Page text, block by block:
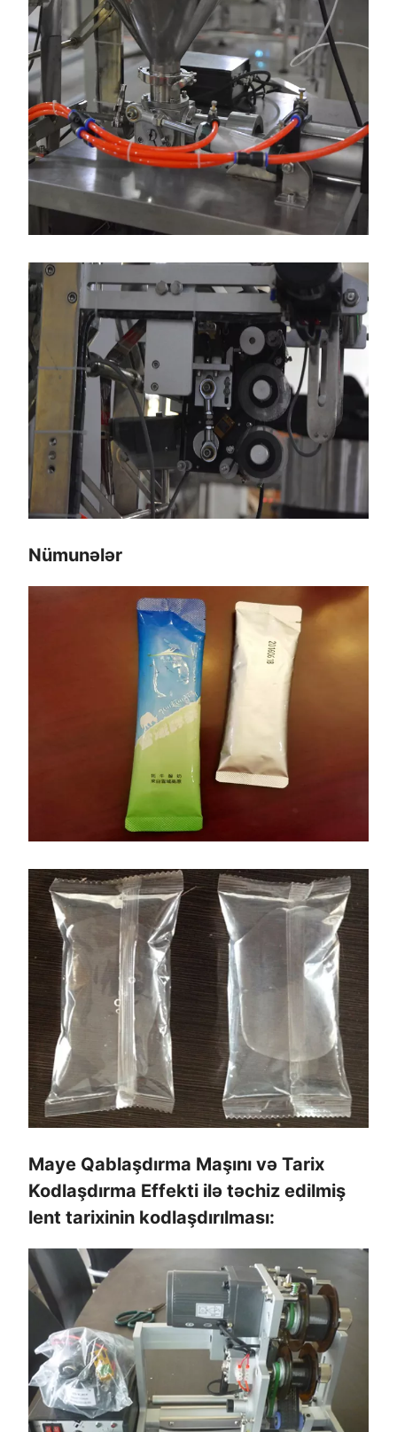
Nümunələr
Maye Qablaşdırma Maşını və Tarix
Kodlaşdırma Effekti ilə təchiz edilmiş
lent tarixinin kodlaşdırılması: